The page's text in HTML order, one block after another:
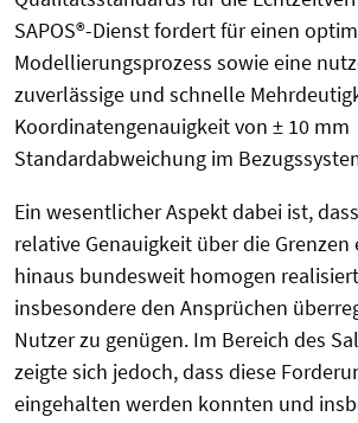
SAPOS®-Dienst fordert für einen
Modellierungsprozess sowie eine
zuverlässige und schnelle
Koordinatengenauigkeit von ± 10 mm
Standardabweichung im
Ein wesentlicher Aspekt dabei ist,
relative Genauigkeit über die Grenzen
hinaus bundesweit homogen
insbesondere den Ansprüchen
Nutzer zu genügen. Im Bereich des
zeigte sich jedoch, dass diese
eingehalten werden konnten und